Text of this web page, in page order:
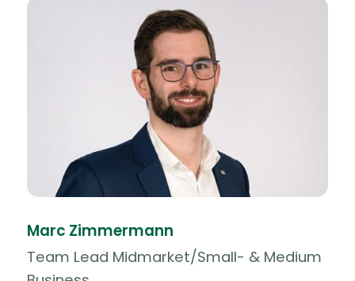
Marc Zimmermann
Team Lead Midmarket/Small- & Medium